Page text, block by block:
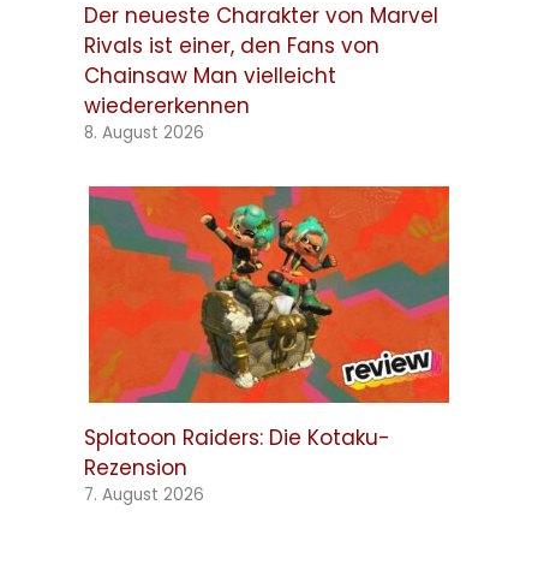
Der neueste Charakter von Marvel
Rivals ist einer, den Fans von
Chainsaw Man vielleicht
wiedererkennen
8. August 2026
Splatoon Raiders: Die Kotaku-
Rezension
7. August 2026